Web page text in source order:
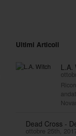
Ultimi Articoli
L.A.
Dead Cross -
ottobre 25th,